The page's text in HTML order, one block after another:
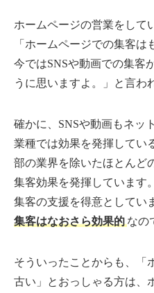
ホームページの営業をして
「ホームページでの集客は
今ではSNSや動画での集客
うに思いますよ。」と言わ
確かに、SNSや動画もネッ
業種では効果を発揮してい
部の業界を除いたほとんど
集客効果を発揮しています
集客の支援を得意としてい
集客はなおさら効果的 なの
そういったことからも、「
古い」とおっしゃる方は、